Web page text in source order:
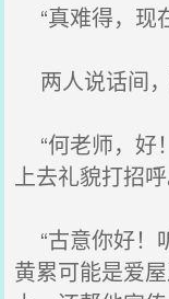
“真难得，现
两人说话间，
“何老师，好
上去礼貌打招呼
“古意你好！
黄累可能是爱